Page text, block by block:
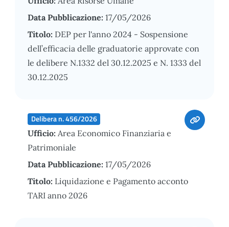
Data Pubblicazione: 17/05/2026
Titolo: DEP per l'anno 2024 - Sospensione
dell’efficacia delle graduatorie approvate con
le delibere N.1332 del 30.12.2025 e N. 1333 del
30.12.2025
Delibera n. 456/2026
Ufficio: Area Economico Finanziaria e
Patrimoniale
Data Pubblicazione: 17/05/2026
Titolo: Liquidazione e Pagamento acconto
TARI anno 2026